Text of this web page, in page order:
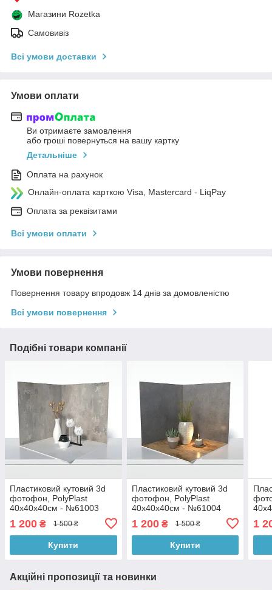
Магазини Rozetka
Самовивіз
Всі умови доставки
Умови оплати
Ви отримаєте замовлення
або гроші повернуться на вашу картку
Детальніше
Оплата на рахунок
Онлайн-оплата карткою Visa, Mastercard - LiqPay
Оплата за реквізитами
Всі умови оплати
Умови повернення
Повернення товару впродовж 14 днів за домовленістю
Всі умови повернення
Подібні товари компанії
Пластиковий кутовий 3d
фотофон, PolyPlast
40x40x40см - №61003
1 200 ₴ 1 500 ₴
Купити
Пластиковий кутовий 3d
фотофон, PolyPlast
40x40x40см - №61004
1 200₴ 1 500 ₴
Купити
1
Акційні пропозиції та новинки